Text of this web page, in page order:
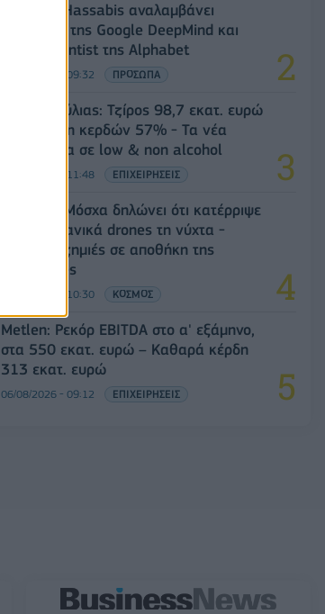
Ο Demis Hassabis αναλαμβάνει
Πρόεδρος της Google DeepMind και
Chief Scientist της Alphabet
06/08/2026 - 09:32 ΠΡΟΣΩΠΑ
Β.Σ. Καρούλιας: Τζίρος 98,7 εκατ. ευρώ
και αύξηση κερδών 57% - Τα νέα
στοιχήματα σε low & non alcohol
06/08/2026 - 11:48 ΕΠΙΧΕΙΡΗΣΕΙΣ
Ρωσία: Η Μόσχα δηλώνει ότι κατέρριψε
605 ουκρανικά drones τη νύχτα -
Ελαφρές ζημιές σε αποθήκη της
Wildberries
06/08/2026 - 10:30 ΚΟΣΜΟΣ
Metlen: Ρεκόρ EBITDA στο α' εξάμηνο,
στα 550 εκατ. ευρώ – Καθαρά κέρδη
313 εκατ. ευρώ
06/08/2026 - 09:12 ΕΠΙΧΕΙΡΗΣΕΙΣ